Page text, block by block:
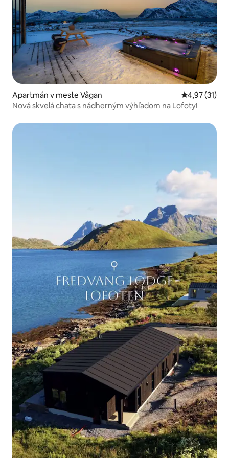
Apartmán v meste Vågan Priemerné
4,97 (31)
Nová skvelá chata s nádherným výhľadom na Lofoty!